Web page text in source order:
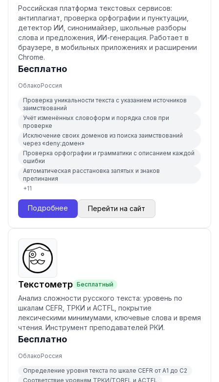
Российская платформа текстовых сервисов:
антиплагиат, проверка орфографии и пунктуации,
детектор ИИ, синонимайзер, школьные разборы
слова и предложения, ИИ-генерация. Работает в
браузере, в мобильных приложениях и расширении
Chrome.
Бесплатно
ОблакоРоссия
Проверка уникальности текста с указанием источников
заимствований
Учёт изменённых словоформ и порядка слов при
проверке
Исключение своих доменов из поиска заимствований
через «deny:домен»
Проверка орфографии и грамматики с описанием каждой
ошибки
Автоматическая расстановка запятых и знаков
препинания
+11
Подробнее Перейти на сайт
Текстометр Бесплатный
Анализ сложности русского текста: уровень по
шкалам CEFR, ТРКИ и ACTFL, покрытие
лексическими минимумами, ключевые слова и время
чтения. Инструмент преподавателей РКИ.
Бесплатно
ОблакоРоссия
Определение уровня текста по шкале CEFR от A1 до C2
Соответствие уровням ТРКИ/TORFL и ACTFL